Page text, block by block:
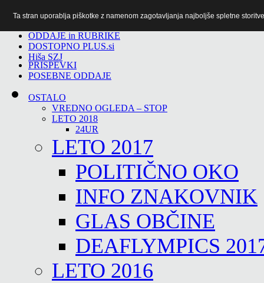
ODDAJE in RUBRIKE
DOSTOPNO PLUS.si
Hiša SZJ
PRISPEVKI
POSEBNE ODDAJE
OSTALO
VREDNO OGLEDA – STOP
LETO 2018
24UR
LETO 2017
POLITIČNO OKO
INFO ZNAKOVNIK
GLAS OBČINE
DEAFLYMPICS
LETO 2016
Ta stran uporablja piškotke z namenom zagotavljanja najboljše spletne